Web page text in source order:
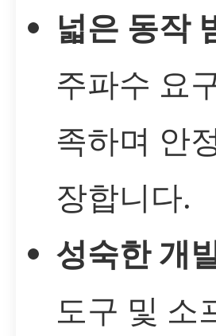
넓은 동작
주파수 요
족하며 안
장합니다.
성숙한 개
도구 및 소